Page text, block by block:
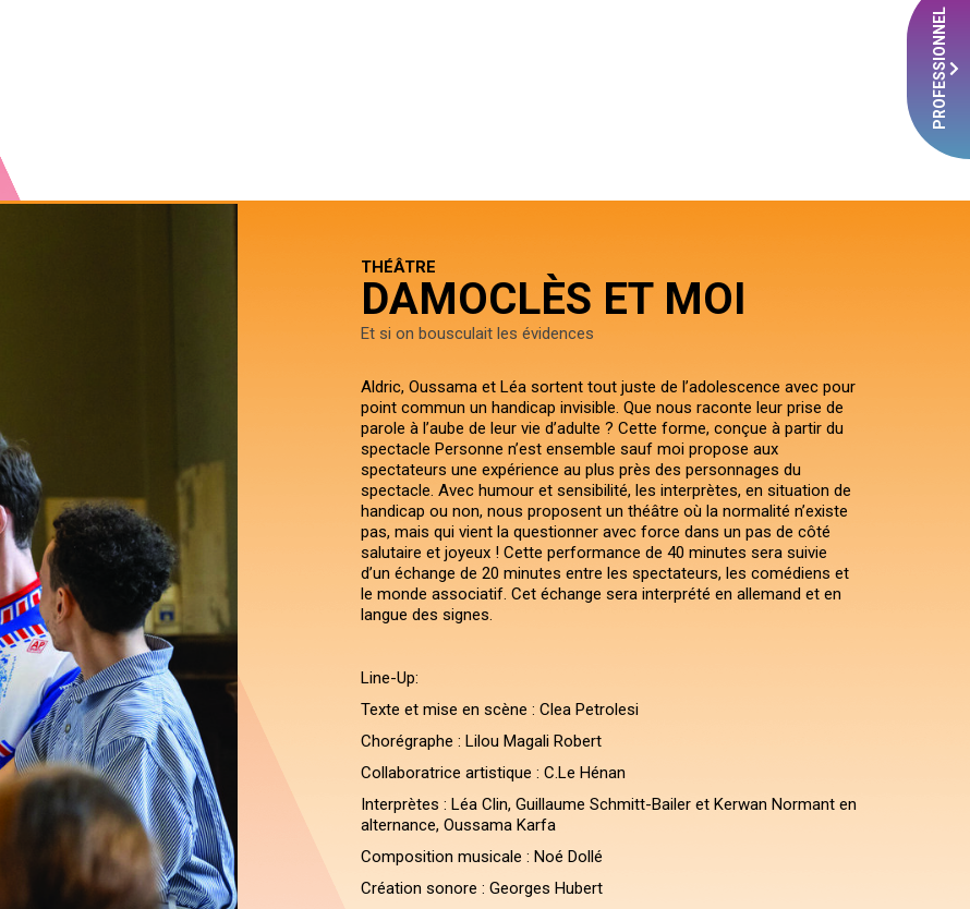
PROFESSIONNEL
THÉÂTRE
DAMOCLÈS ET MOI
Et si on bousculait les évidences
Aldric, Oussama et Léa sortent tout juste de l’adolescence avec pour
point commun un handicap invisible. Que nous raconte leur prise de
parole à l’aube de leur vie d’adulte ? Cette forme, conçue à partir du
spectacle Personne n’est ensemble sauf moi propose aux
spectateurs une expérience au plus près des personnages du
spectacle. Avec humour et sensibilité, les interprètes, en situation de
handicap ou non, nous proposent un théâtre où la normalité n’existe
pas, mais qui vient la questionner avec force dans un pas de côté
salutaire et joyeux ! Cette performance de 40 minutes sera suivie
d’un échange de 20 minutes entre les spectateurs, les comédiens et
le monde associatif. Cet échange sera interprété en allemand et en
langue des signes.
Line-Up:
Texte et mise en scène : Clea Petrolesi
Chorégraphe : Lilou Magali Robert
Collaboratrice artistique : C.Le Hénan
Interprètes : Léa Clin, Guillaume Schmitt-Bailer et Kerwan Normant en
alternance, Oussama Karfa
Composition musicale : Noé Dollé
Création sonore : Georges Hubert